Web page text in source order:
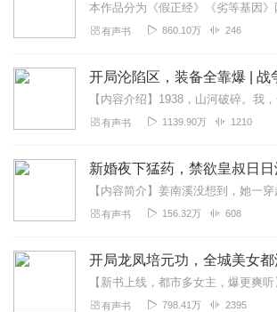
有声书 860.10万 246
开局沦陷区，装备全靠爆 | 战
有声书 1139.90万 1210
有声书 156.32万 608
有声书 798.41万 2395